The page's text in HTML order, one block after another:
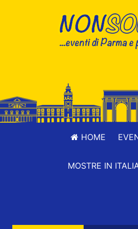
HOME
MOSTRE IN